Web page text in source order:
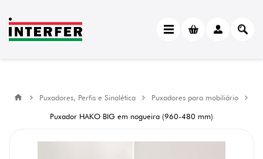
Puxadores, Perfis e Sinalética
Puxadores para mobiliário
Puxador HAKO BIG em nogueira (960-480 mm)